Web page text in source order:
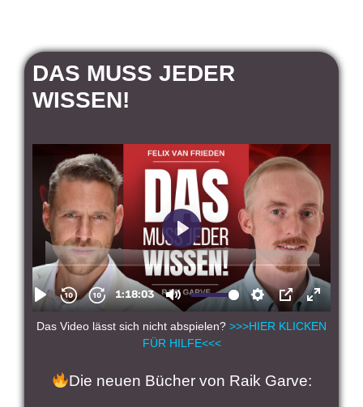
DAS MUSS JEDER
WISSEN!
Das Video lässt sich nicht abspielen? >>>HIER KLICKEN
FÜR HILFE<<<
Die neuen Bücher von Raik Garve: